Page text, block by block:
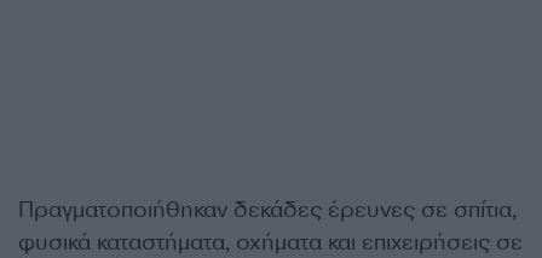
Πραγματοποιήθηκαν δεκάδες έρευνες σε σπίτια,
φυσικά καταστήματα, οχήματα και επιχειρήσεις σε